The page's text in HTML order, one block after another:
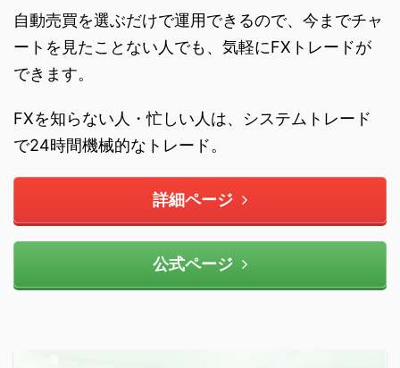
自動売買を選ぶだけで運用できるので、今までチャ
ートを見たことない人でも、気軽にFXトレードが
できます。
FXを知らない人・忙しい人は、システムトレード
で24時間機械的なトレード。
詳細ページ
公式ページ